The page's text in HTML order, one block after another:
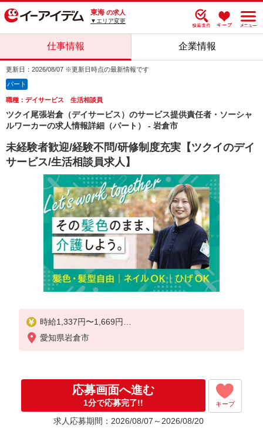
東海 の求人
▼エリア変更
仕事情報 企業情報
更新日：2026/08/07 ※更新日時点の最新情報です
パート
職種：デイサービス 生活相談員
ツクイ尾張岩倉（デイサービス）のサービス提供責任者・ソーシャ
ルワーカーの求人情報詳細（パート） - 岩倉市
未経験者歓迎/経験不問/研修制度充実【ツクイのデイ
サービス/生活相談員求人】
時給1,337円〜1,669円
★土日祝日は時給100円アップ！
愛知県岩倉市
応募画面へ進む
1分で応募完了!! キープ
求人応募期間：2026/08/07～2026/08/20